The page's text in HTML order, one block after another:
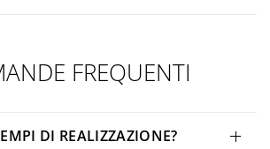
FREQUENTI
DI REALIZZAZIONE?